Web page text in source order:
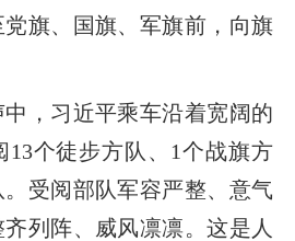
旗、国旗、军旗前，向旗
习近平乘车沿着宽阔的
13个徒步方队、1个战旗方
。受阅部队军容严整、意气
列阵、威风凛凛。这是人